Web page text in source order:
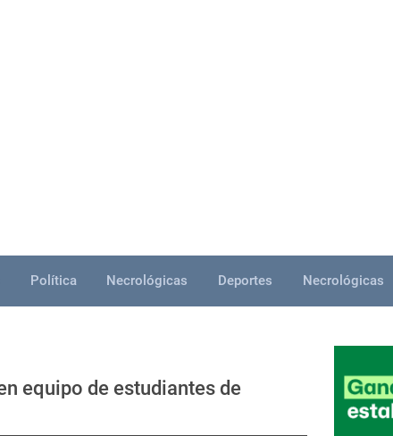
Política Necrológicas Deportes Necrológicas
equipo de estudiantes de